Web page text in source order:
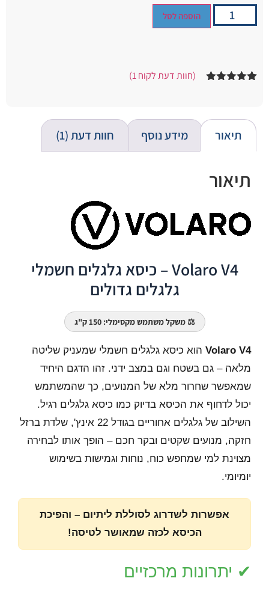
הוספה לסל
דירוגים של
לקוחות
(חוות דעת לקוח1
)
תיאור מידע נוסף חוות דעת (1)
תיאור
Volaro V4 – כיסא גלגלים חשמלי
גלגלים גדולים
⚖️ משקל משתמש מקסימלי: 150 ק"ג
Volaro V4 הוא כיסא גלגלים חשמלי שמעניק שליטה
מלאה – גם בשטח וגם במצב ידני. זהו הדגם היחיד
שמאפשר שחרור מלא של המנועים, כך שהמשתמש
יכול לדחוף את הכיסא בדיוק כמו כיסא גלגלים רגיל.
השילוב של גלגלים אחוריים בגודל 22 אינץ', שלדת ברזל
חזקה, מנועים שקטים ובקר חכם – הופך אותו לבחירה
מצוינת למי שמחפש כוח, נוחות וגמישות בשימוש
יומיומי.
אפשרות לשדרוג לסוללת ליתיום – והפיכת
הכיסא לכזה שמאושר לטיסה!
✔ יתרונות מרכזיים